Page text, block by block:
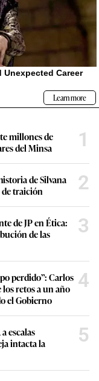
millones de
del Minsa
1
de Silvana
de traición
2
de JP en Ética:
de las
3
perdido”: Carlos
los retos a un año
el Gobierno
4
escalas
intacta la
5